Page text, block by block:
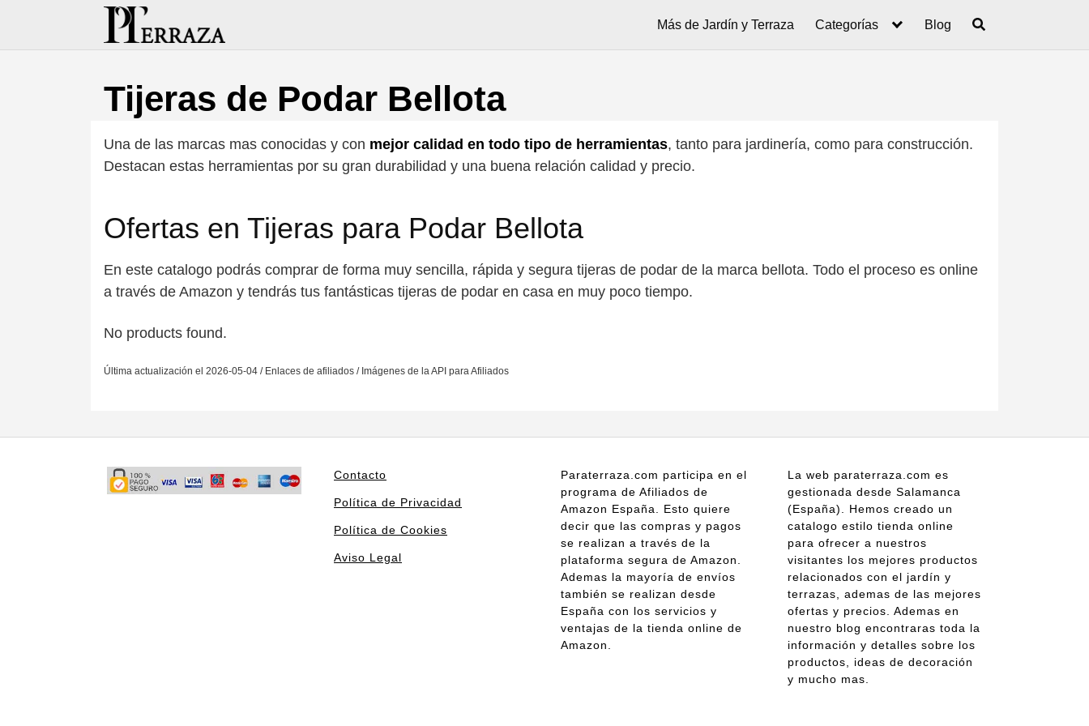
contenido
Más de Jardín y Terraza Categorías Blog
Tijeras de Podar Bellota
Una de las marcas mas conocidas y con mejor calidad en todo tipo de herramientas, tanto para jardinería, como para construcción.
Destacan estas herramientas por su gran durabilidad y una buena relación calidad y precio.
Ofertas en Tijeras para Podar Bellota
En este catalogo podrás comprar de forma muy sencilla, rápida y segura tijeras de podar de la marca bellota. Todo el proceso es online
a través de Amazon y tendrás tus fantásticas tijeras de podar en casa en muy poco tiempo.
No products found.
Última actualización el 2026-05-04 / Enlaces de afiliados / Imágenes de la API para Afiliados
Contacto
Política de Privacidad
Política de Cookies
Aviso Legal
Paraterraza.com participa en el
programa de Afiliados de
Amazon España. Esto quiere
decir que las compras y pagos
se realizan a través de la
plataforma segura de Amazon.
Ademas la mayoría de envíos
también se realizan desde
España con los servicios y
ventajas de la tienda online de
Amazon.
La web paraterraza.com es
gestionada desde Salamanca
(España). Hemos creado un
catalogo estilo tienda online
para ofrecer a nuestros
visitantes los mejores productos
relacionados con el jardín y
terrazas, ademas de las mejores
ofertas y precios. Ademas en
nuestro blog encontraras toda la
información y detalles sobre los
productos, ideas de decoración
y mucho mas.